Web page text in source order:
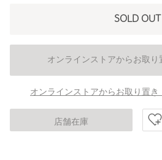
SOLD OUT
オンラインストアからお取り
オンラインストアからお取り置き
店舗在庫